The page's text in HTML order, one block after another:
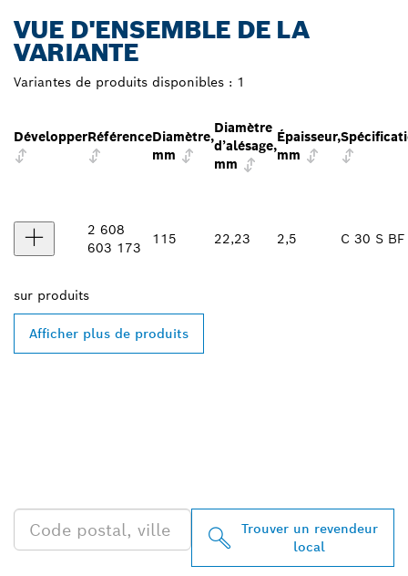
VUE D'ENSEMBLE DE LA
VARIANTE
Variantes de produits disponibles : 1
DévelopperRéférenceDiamètre,
mm
Diamètre
d’alésage,
mm
Épaisseur,
mm
2 608
603 173
115 22,23 2,5 C 30 S BF
sur produits
Afficher plus de produits
Trouver un revendeur
local